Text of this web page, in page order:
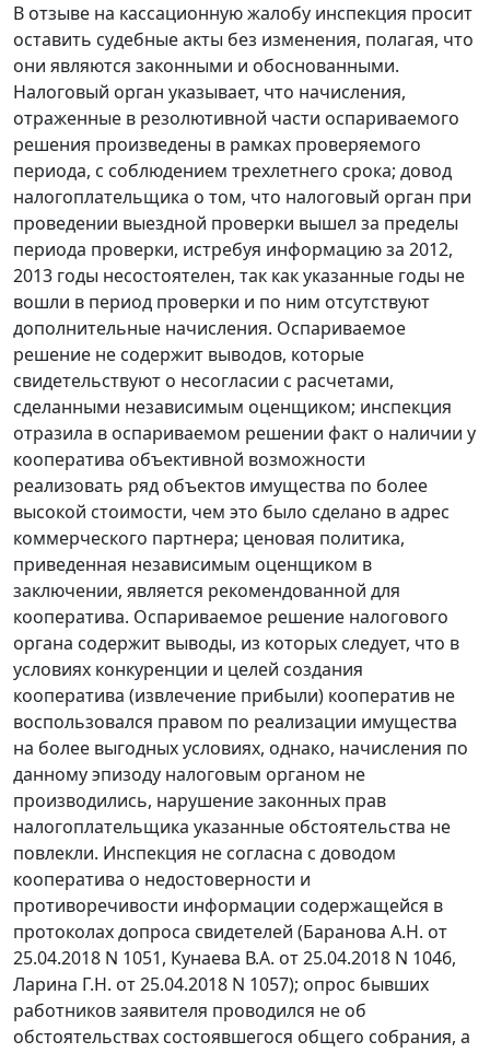
В отзыве на кассационную жалобу инспекция просит
оставить судебные акты без изменения, полагая, что
они являются законными и обоснованными.
Налоговый орган указывает, что начисления,
отраженные в резолютивной части оспариваемого
решения произведены в рамках проверяемого
периода, с соблюдением трехлетнего срока; довод
налогоплательщика о том, что налоговый орган при
проведении выездной проверки вышел за пределы
периода проверки, истребуя информацию за 2012,
2013 годы несостоятелен, так как указанные годы не
вошли в период проверки и по ним отсутствуют
дополнительные начисления. Оспариваемое
решение не содержит выводов, которые
свидетельствуют о несогласии с расчетами,
сделанными независимым оценщиком; инспекция
отразила в оспариваемом решении факт о наличии у
кооператива объективной возможности
реализовать ряд объектов имущества по более
высокой стоимости, чем это было сделано в адрес
коммерческого партнера; ценовая политика,
приведенная независимым оценщиком в
заключении, является рекомендованной для
кооператива. Оспариваемое решение налогового
органа содержит выводы, из которых следует, что в
условиях конкуренции и целей создания
кооператива (извлечение прибыли) кооператив не
воспользовался правом по реализации имущества
на более выгодных условиях, однако, начисления по
данному эпизоду налоговым органом не
производились, нарушение законных прав
налогоплательщика указанные обстоятельства не
повлекли. Инспекция не согласна с доводом
кооператива о недостоверности и
противоречивости информации содержащейся в
протоколах допроса свидетелей (Баранова А.Н. от
25.04.2018 N 1051, Кунаева В.А. от 25.04.2018 N 1046,
Ларина Г.Н. от 25.04.2018 N 1057); опрос бывших
работников заявителя проводился не об
обстоятельствах состоявшегося общего собрания, а